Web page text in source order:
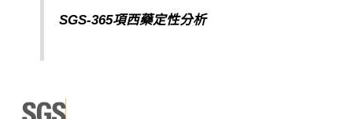
SGS-365項西藥定性分析